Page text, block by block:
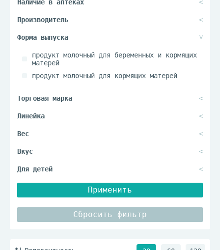
продукт молочный для беременных и кормящих
матерей
продукт молочный для кормящих матерей
Применить
Сбросить фильтр